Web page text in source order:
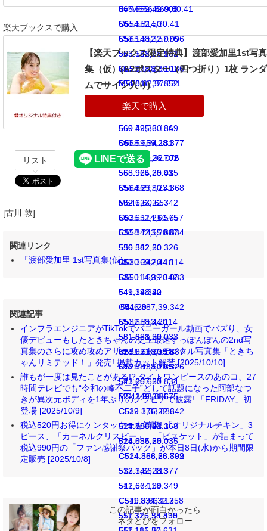
565.552,42.003
565.552,50
C565.552,57.996
565.522,58.943
565.378,62.101
M570.82,37.631
570.167,32.258
569.425,30.349
C568.659,28.377
567.633,26.702
565.965,25.035
C564.297,23.368
562.623,22.342
560.652,21.575
C558.743,20.834
556.562,20.326
553.369,20.18
C550.169,20.033
549.148,20
541,20
C532.853,20
531.831,20.033
528.631,20.18
C525.438,20.326
523.257,20.834
521.349,21.575
C519.376,22.342
517.703,23.368
516.035,25.035
C514.368,26.702
513.342,28.377
512.574,30.349
C511.834,32.258
511.326,34.438
d="M556.869,30.41
C554.814,30.41
553.148,32.076
553.148,34.131
C553.148,36.186
554.814,37.852
C558.924,37.852
560.59,36.186
560.59,34.131
C560.59,32.076
558.924,30.41
556.869,30.41
M541,60.657
C535.114,60.657
530.342,55.887
530.342,50
C530.342,44.114
535.114,39.342
541,39.342
C546.887,39.342
551.658,44.114
551.658,50
C551.658,55.887
546.887,60.657
541,60.657
M541,33.886
C532.1,33.886
524.886,41.1
524.886,50
C524.886,58.899
532.1,66.113
541,66.113
C549.9,66.113
557.115,58.899
楽天ブックスで購入
【楽天ブックス限定特典】渡部愛加里1st写真
集（仮）(A2ポスター（四つ折り）1枚 ランダ
ムでサイン入り)
リスト
[古川 敦]
関連リンク
「渡部愛加里 1st写真集(仮)」
関連記事
インフラエンジニアがTikTokでバニーガール動画でバズり、女
優デビューもしたときちゃんの史上最速すっぽんぽんの2nd写
真集のさらに攻め攻めアザーカットのデジタル写真集「ときち
ゃんリミテッド！」発売! 掲載カット解禁 [2025/10/10]
誰もが一度は見たことがある!? タイトワンピースのあのコ、27
時間テレビでも“令和の峰不二子”として話題になった阿部なつ
きが異次元ボディを1年ぶりのグラビアで披露! 「FRIDAY」初
登場 [2025/10/9]
税込520円お得にケンタッキーを満喫! 「オリジナルチキン」3
ピース、「カーネルクリスピー」、「ビスケット」が詰まって
税込990円の「ファン感謝祭パック」が本日8日(水)から期間限
定販売 [2025/10/8]
この記事が面白かったら
ネタとぴをフォロー